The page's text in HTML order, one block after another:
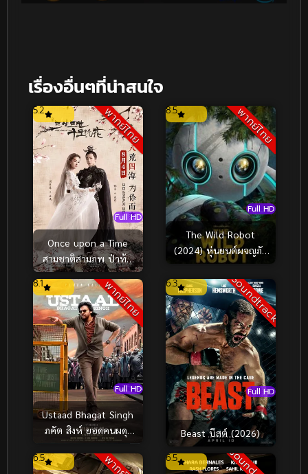
เรื่องอื่นๆที่น่าสนใจ
พากย์ไทย
Full HD
5.2
Once upon a Time
สามชาติสามภพ ป่าท้อ
สิบหลี่ (2017)
พากย์ไทย
Full HD
8.5
The Wild Robot
(2024) หุ่นยนต์ผจญภัย
ในป่ากว้าง
พากย์ไทย
Full HD
8.1
Ustaad Bhagat Singh
ภคัต สิงห์ ยอดคนผดุง
Soundtrack
Full HD
6.3
Beast บีสต์ (2026)
6.5 6.5